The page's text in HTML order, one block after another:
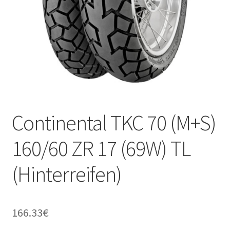
Continental TKC 70 (M+S)
160/60 ZR 17 (69W) TL
(Hinterreifen)
166.33€